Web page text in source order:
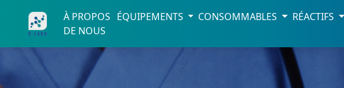
À PROPOS
DE NOUS
ÉQUIPEMENTS CONSOMMABLES RÉACTIFS